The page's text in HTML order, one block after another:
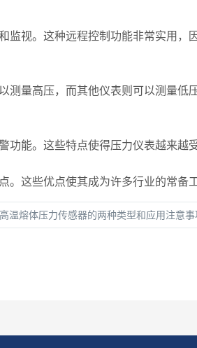
视。这种远程控制功能非常实用，
量高压，而其他仪表则可以测量低
能。这些特点使得压力仪表越来越受
这些优点使其成为许多行业的常备工
温熔体压力传感器的两种类型和应用注意事